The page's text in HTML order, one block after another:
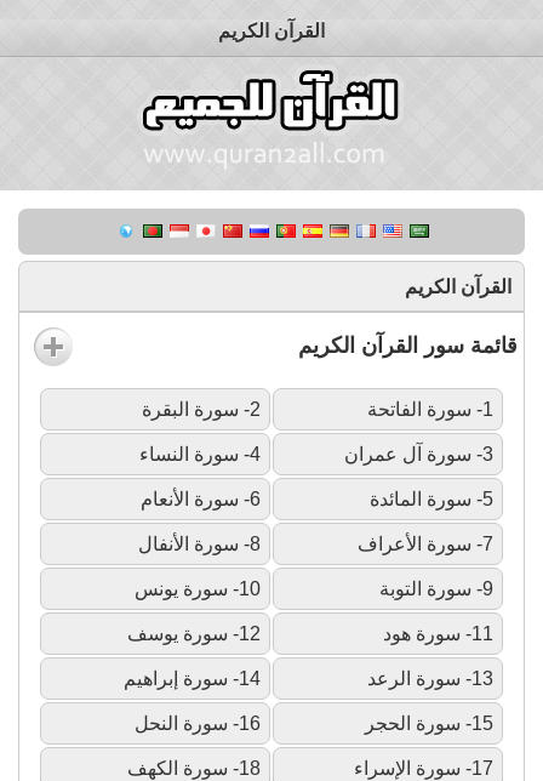
القرآن الكريم
القرآن الكريم
قائمة سور القرآن الكريم
1- سورة الفاتحة 2- سورة البقرة
3- سورة آل عمران 4- سورة النساء
5- سورة المائدة 6- سورة الأنعام
7- سورة الأعراف 8- سورة الأنفال
9- سورة التوبة 10- سورة يونس
11- سورة هود 12- سورة يوسف
13- سورة الرعد 14- سورة إبراهيم
15- سورة الحجر 16- سورة النحل
17- سورة الإسراء 18- سورة الكهف